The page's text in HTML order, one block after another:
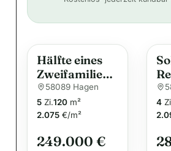
t
Hälfte eines
Zweifamilienh
auses mit
großem
Garten
58089 Hagen
5 Zi.120 m²
2.075 €/m²
249.000 €
4